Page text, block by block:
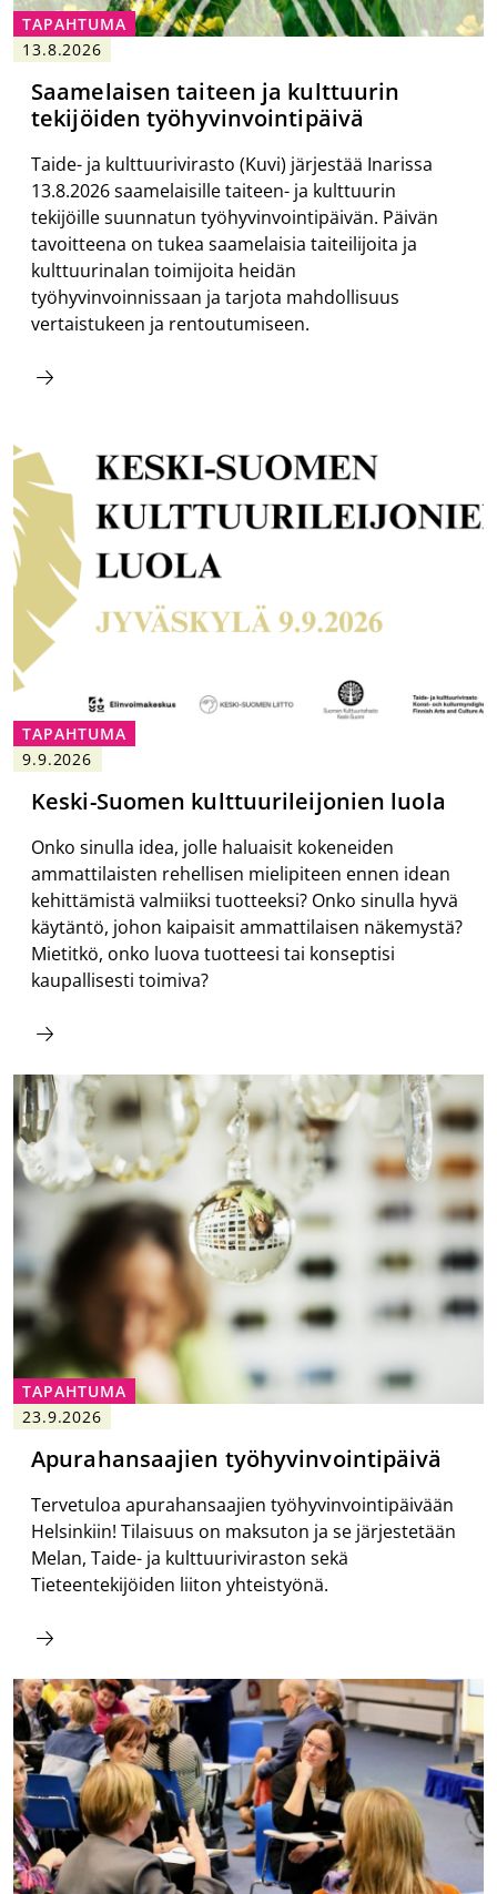
TAPAHTUMA
13.8.2026
Saamelaisen taiteen ja kulttuurin
tekijöiden työhyvinvointipäivä
Taide- ja kulttuurivirasto (Kuvi) järjestää Inarissa
13.8.2026 saamelaisille taiteen- ja kulttuurin
tekijöille suunnatun työhyvinvointipäivän. Päivän
tavoitteena on tukea saamelaisia taiteilijoita ja
kulttuurinalan toimijoita heidän
työhyvinvoinnissaan ja tarjota mahdollisuus
vertaistukeen ja rentoutumiseen.
TAPAHTUMA
9.9.2026
Keski-Suomen kulttuurileijonien luola
Onko sinulla idea, jolle haluaisit kokeneiden
ammattilaisten rehellisen mielipiteen ennen idean
kehittämistä valmiiksi tuotteeksi? Onko sinulla hyvä
käytäntö, johon kaipaisit ammattilaisen näkemystä?
Mietitkö, onko luova tuotteesi tai konseptisi
kaupallisesti toimiva?
TAPAHTUMA
23.9.2026
Apurahansaajien työhyvinvointipäivä
Tervetuloa apurahansaajien työhyvinvointipäivään
Helsinkiin! Tilaisuus on maksuton ja se järjestetään
Melan, Taide- ja kulttuuriviraston sekä
Tieteentekijöiden liiton yhteistyönä.